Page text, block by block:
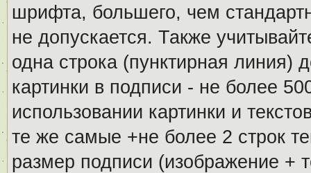
шрифта, большего, чем
не допускается. Также
одна строка (пунктирная линия)
картинки в подписи - не более
использовании картинки и
те же самые +не более 2 строк
размер подписи (изображение +